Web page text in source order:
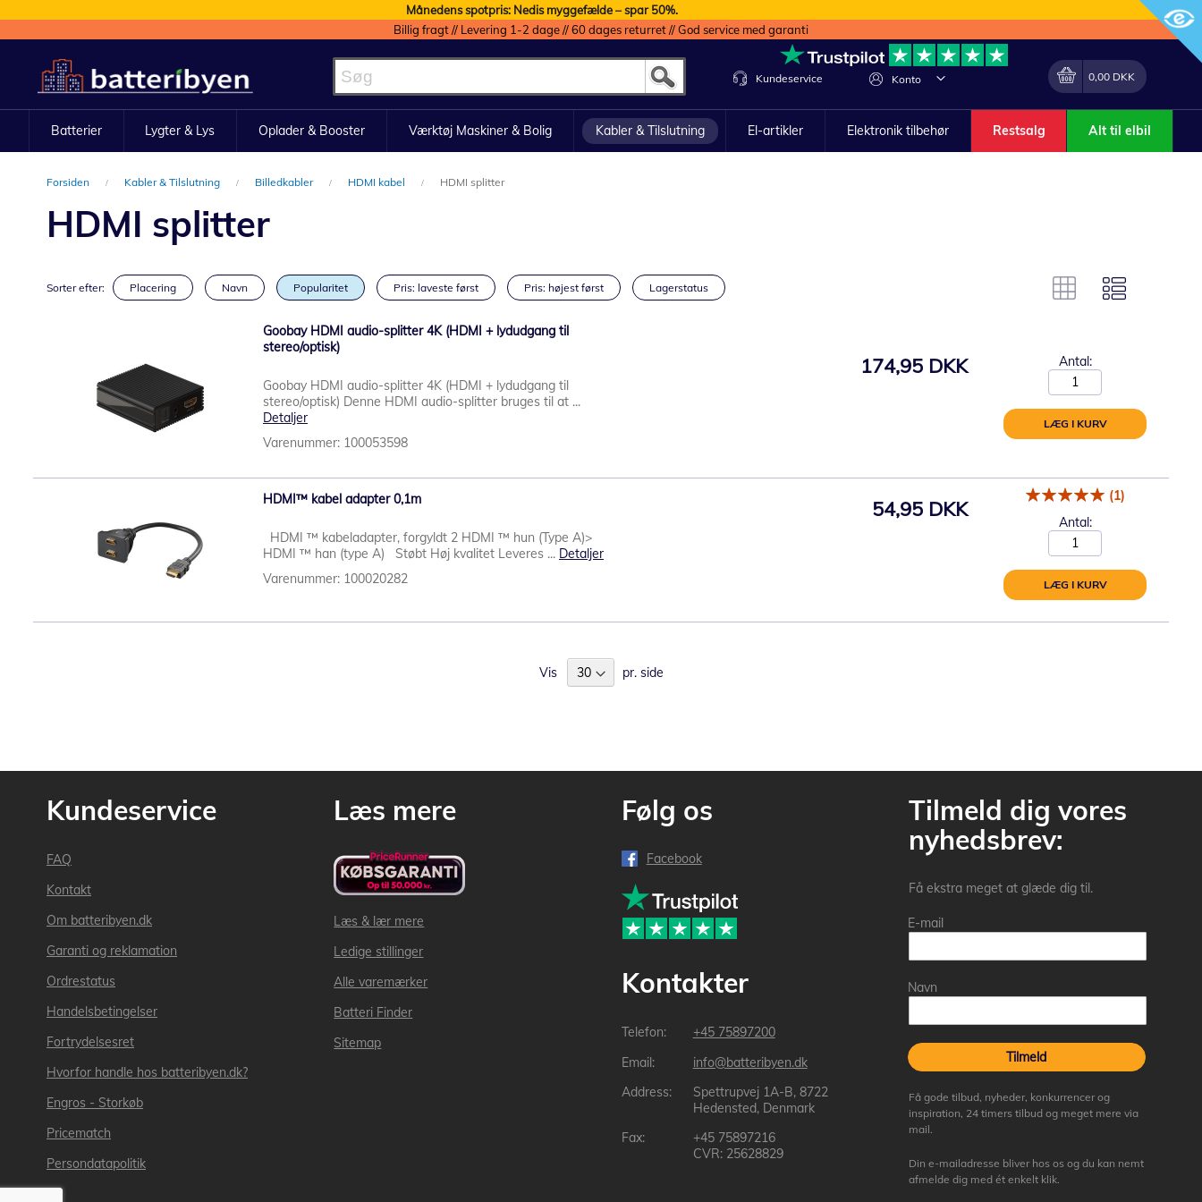
Månedens spotpris: Nedis myggefælde – spar 50%.
Billig fragt // Levering 1-2 dage // 60 dages returret // God service med garanti
to
Content
Konto
Lave
Min indkøbskurv
0,00 DKK
Kundeservice
Batterier Lygter & Lys Oplader & Booster Værktøj Maskiner & Bolig Kabler & Tilslutning El-artikler Elektronik tilbehør Restsalg Alt til elbil
Forsiden Kabler & Tilslutning Billedkabler HDMI kabel HDMI splitter
HDMI splitter
Sorter efter: Placering Navn Popularitet Pris: laveste først Pris: højest først Lagerstatus
Goobay HDMI audio-splitter 4K (HDMI + lydudgang til
stereo/optisk)
Goobay HDMI audio-splitter 4K (HDMI + lydudgang til
stereo/optisk) Denne HDMI audio-splitter bruges til at ...
Detaljer
Varenummer: 100053598
174,95 DKK Antal:
LÆG I KURV
HDMI™ kabel adapter 0,1m
HDMI ™ kabeladapter, forgyldt 2 HDMI ™ hun (Type A)>
HDMI ™ han (type A) Støbt Høj kvalitet Leveres ... Detaljer
Varenummer: 100020282
54,95 DKK
(1)
Antal:
LÆG I KURV
Vis pr. side
Kundeservice
FAQ
Kontakt
Om batteribyen.dk
Garanti og reklamation
Ordrestatus
Handelsbetingelser
Fortrydelsesret
Hvorfor handle hos batteribyen.dk?
Engros - Storkøb
Pricematch
Persondatapolitik
Læs mere
Læs & lær mere
Ledige stillinger
Alle varemærker
Batteri Finder
Sitemap
Følg os
Facebook
Kontakter
+45 75897200
info@batteribyen.dk
Spettrupvej 1A-B, 8722
Hedensted, Denmark
+45 75897216
CVR: 25628829
Tilmeld dig vores
nyhedsbrev:
Få ekstra meget at glæde dig til.
E-mail
Navn
Tilmeld
Få gode tilbud, nyheder, konkurrencer og
inspiration, 24 timers tilbud og meget mere via
mail.
Din e-mailadresse bliver hos os og du kan nemt
afmelde dig med ét enkelt klik.